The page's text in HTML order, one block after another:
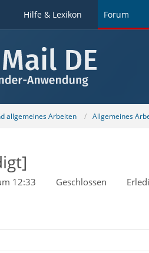
Hilfe & Lexikon Forum
allgemeines Arbeiten Allgemeines
12:33 Geschlossen